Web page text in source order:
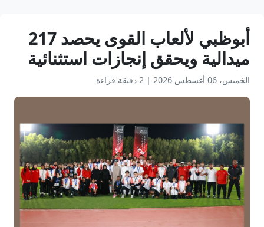
أبوظبي لألعاب القوى يحصد 217
ميدالية ويحقق إنجازات استثنائية
الخميس، 06 أغسطس 2026 | 2 دقيقة قراءة